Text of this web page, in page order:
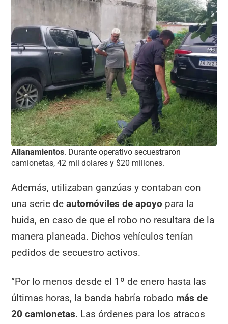
Allanamientos. Durante operativo secuestraron
camionetas, 42 mil dolares y $20 millones.
Además, utilizaban ganzúas y contaban con
una serie deautomóviles de apoyo para la
huida, en caso de que el robo no resultara de la
manera planeada. Dichos vehículos tenían
pedidos de secuestro activos.
“Por lo menos desde el 1º de enero hasta las
últimas horas, la banda habría robado más de
20 camionetas. Las órdenes para los atracos